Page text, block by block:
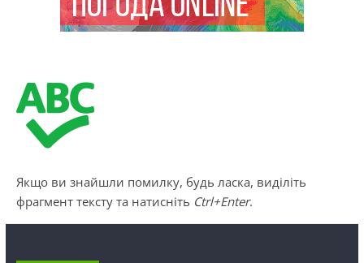
Якщо ви знайшли помилку, будь ласка, виділіть
фрагмент тексту та натисніть Ctrl+Enter.